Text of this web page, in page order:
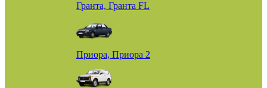
Гранта, Гранта FL
Приора, Приора 2